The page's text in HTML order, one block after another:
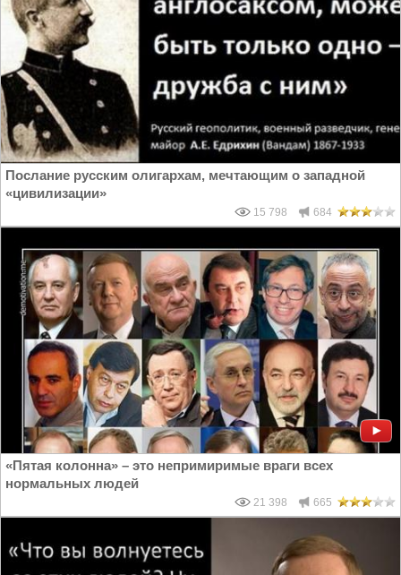
Послание русским олигархам, мечтающим о западной
«цивилизации»
15 798 684
«Пятая колонна» – это непримиримые враги всех
нормальных людей
21 398 665